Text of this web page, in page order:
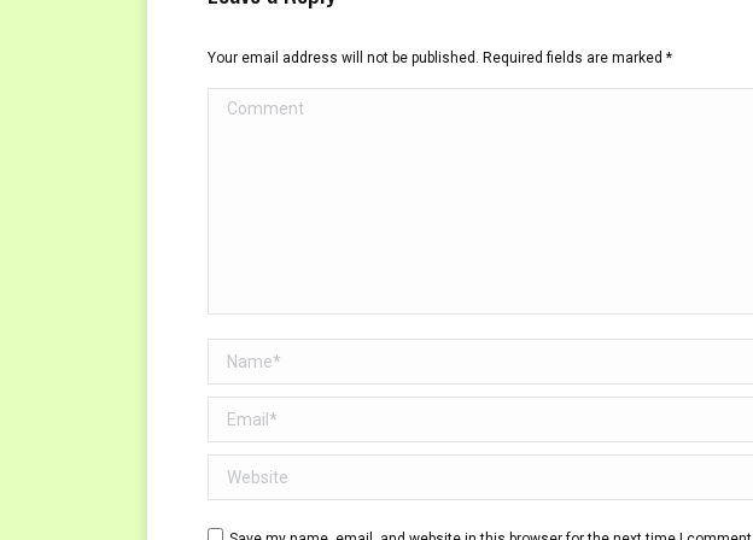
Your email address will not be published. Required fields are marked *
Comment
Name *
Email *
Website